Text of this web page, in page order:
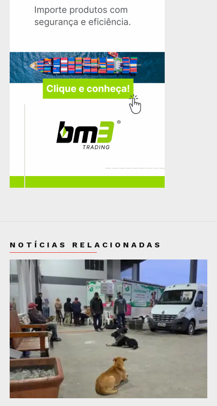
NOTÍCIAS RELACIONADAS